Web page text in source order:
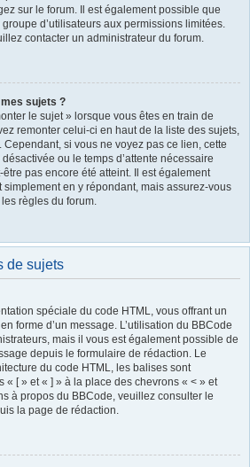
sur le forum. Il est également possible que
d’utilisateurs aux permissions limitées.
contacter un administrateur du forum.
sujets ?
le sujet » lorsque vous êtes en train de
remonter celui-ci en haut de la liste des sujets,
si vous ne voyez pas ce lien, cette
ou le temps d’attente nécessaire
pas encore été atteint. Il est également
en y répondant, mais assurez-vous
règles du forum.
de sujets
spéciale du code HTML, vous offrant un
forme d’un message. L’utilisation du BBCode
mais il vous est également possible de
depuis le formulaire de rédaction. Le
du code HTML, les balises sont
« [ » et « ] » à la place des chevrons « < » et
à propos du BBCode, veuillez consulter le
la page de rédaction.